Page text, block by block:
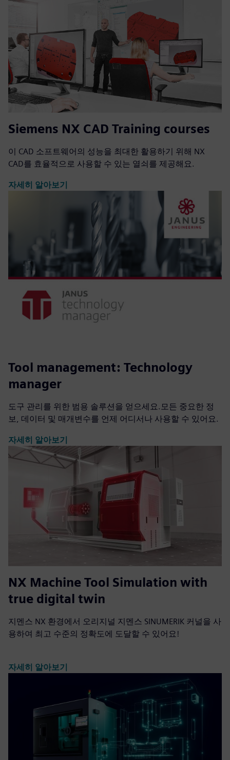
Siemens NX CAD Training courses
이 CAD 소프트웨어의 성능을 최대한 활용하기 위해 NX
CAD를 효율적으로 사용할 수 있는 열쇠를 제공해요.
자세히 알아보기
Tool management: Technology
manager
도구 관리를 위한 범용 솔루션을 얻으세요.모든 중요한 정
보, 데이터 및 매개변수를 언제 어디서나 사용할 수 있어요.
자세히 알아보기
NX Machine Tool Simulation with
true digital twin
지멘스 NX 환경에서 오리지널 지멘스 SINUMERIK 커널을 사
용하여 최고 수준의 정확도에 도달할 수 있어요!
자세히 알아보기